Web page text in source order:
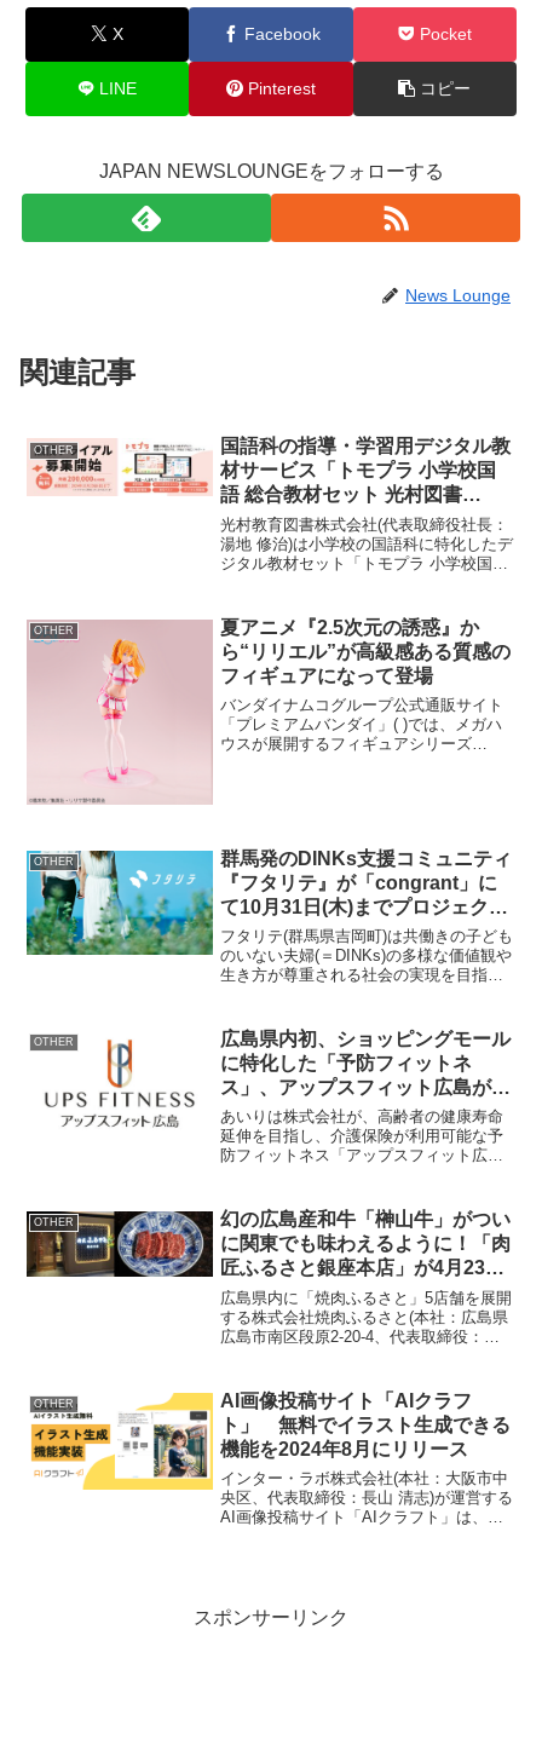
X Facebook Pocket
LINE Pinterest コピー
JAPAN NEWSLOUNGEをフォローする
News Lounge
関連記事
OTHER
国語科の指導・学習用デジタル教
材サービス「トモプラ 小学校国
語 総合教材セット 光村図書
版」 無償トライアルの募集を開
始
光村教育図書株式会社(代表取締役社長：
湯地 修治)は小学校の国語科に特化したデ
ジタル教材セット「トモプラ 小学校国語
キャンペーンとして学校で3ヶ月間お試し
いた...
OTHER
夏アニメ『2.5次元の誘惑』か
ら“リリエル”が高級感ある質感の
フィギュアになって登場
バンダイナムコグループ公式通販サイト
「プレミアムバンダイ」( )では、メガハ
ウスが展開するフィギュアシリーズ
OTHER
群馬発のDINKs支援コミュニティ
『フタリテ』が「congrant」に
て10月31日(木)までプロジェクト
挑戦中！共働きの子どものいない
夫婦(DINKs)のウェルビーイング
向上が経済活性化・地域社会貢献
フタリテ(群馬県吉岡町)は共働きの子ども
のいない夫婦(＝DINKs)の多様な価値観や
生き方が尊重される社会の実現を目指
ングに挑戦しております。期間は10月31
日...
OTHER
広島県内初、ショッピングモール
に特化した「予防フィットネ
ス」、アップスフィット広島がグ
ランドオープン！
あいりは株式会社が、高齢者の健康寿命
延伸を目指し、介護保険が利用可能な予
防フィットネス「アップスフィット広
ています。概要名称：アップスフィット
広島運営：あいりは株式会社...
OTHER
幻の広島産和牛「榊山牛」がつい
に関東でも味わえるように！「肉
匠ふるさと銀座本店」が4月23日
(火)に都内にオープン広島グルメ
界で話題の焼肉ふるさとの6店舗
目
広島県内に「焼肉ふるさと」5店舗を展開
する株式会社焼肉ふるさと(本社：広島県
広島市南区段原2-20-4、代表取締役：海
本店」をオープンして関東初進出いた
し...
OTHER
AI画像投稿サイト「AIクラフ
ト」 無料でイラスト生成できる
機能を2024年8月にリリース
インター・ラボ株式会社(本社：大阪市中
央区、代表取締役：長山 清志)が運営する
AI画像投稿サイト「AIクラフト」は、ブ
スポンサーリンク